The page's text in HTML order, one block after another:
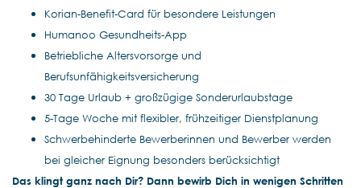
Korian-Benefit-Card für besondere Leistungen
Humanoo Gesundheits-App
Betriebliche Altersvorsorge und
Berufsunfähigkeitsversicherung
30 Tage Urlaub + großzügige Sonderurlaubstage
5-Tage Woche mit flexibler, frühzeitiger Dienstplanung
Schwerbehinderte Bewerberinnen und Bewerber werden
bei gleicher Eignung besonders berücksichtigt
Das klingt ganz nach Dir? Dann bewirb Dich in wenigen Schritten